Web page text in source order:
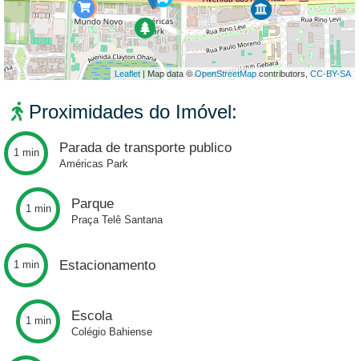
Leaflet| Map data ©OpenStreetMap contributors, CC-BY-SA
Proximidades do Imóvel:
1 min Parada de transporte publico
Américas Park
1 min Parque
Praça Telê Santana
1 min Estacionamento
1 min Escola
Colégio Bahiense